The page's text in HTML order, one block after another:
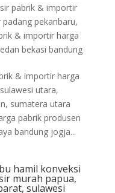
pabrik & importir
pekanbaru,
& importir harga
bekasi bandung
& importir harga
utara,
sumatera utara
pabrik produsen
bandung jogja...
hamil konveksi
murah papua,
sulawesi